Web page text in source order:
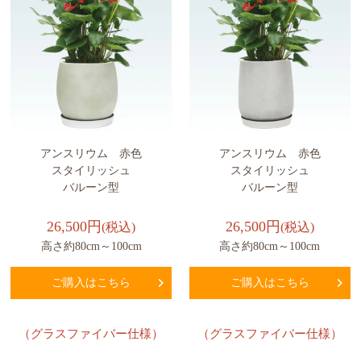
アンスリウム 赤色
スタイリッシュ
バルーン型
26,500円(税込)
高さ約80cm～100cm
ご購入はこちら
（グラスファイバー仕様）
アンスリウム 赤色
スタイリッシュ
バルーン型
26,500円(税込)
高さ約80cm～100cm
ご購入はこちら
（グラスファイバー仕様）